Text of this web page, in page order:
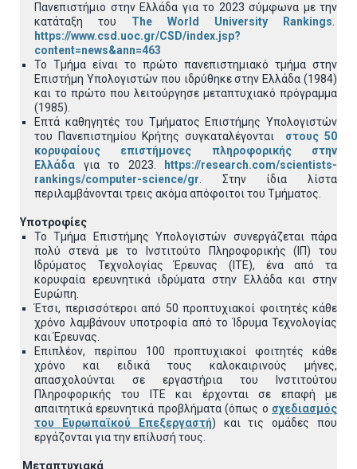
Πανεπιστήμιο στην Ελλάδα για το 2023 σύμφωνα με την
κατάταξη του The World University Rankings
https://www.csd.uoc.gr/CSD/index.jsp?
content=news&ann=463
Το Τμήμα είναι το πρώτο πανεπιστημιακό τμήμα στην
Επιστήμη Υπολογιστών που ιδρύθηκε στην Ελλάδα (1984)
και το πρώτο που λειτούργησε μεταπτυχιακό πρόγραμμα
(1985).
Επτά καθηγητές του Τμήματος Επιστήμης Υπολογιστών
του Πανεπιστημίου Κρήτης συγκαταλέγονται στους 50
κορυφαίους επιστήμονες πληροφορικής στην
Ελλάδα για το 2023.
https://research.com/scientists-
rankings/computer-science/gr . Στην ίδια λίστα
περιλαμβάνονται τρεις ακόμα απόφοιτοι του Τμήματος.
Υποτροφίες
Το Τμήμα Επιστήμης Υπολογιστών συνεργάζεται πάρα
πολύ στενά με το Ινστιτούτο Πληροφορικής (ΙΠ) του
Ιδρύματος Τεχνολογίας Έρευνας (ΙΤΕ), ένα από τα
κορυφαία ερευνητικά ιδρύματα στην Ελλάδα και στην
Ευρώπη.
Έτσι, περισσότεροι από 50 προπτυχιακοί φοιτητές κάθε
χρόνο λαμβάνουν υποτροφία από το Ίδρυμα Τεχνολογίας
και Έρευνας.
Επιπλέον, περίπου 100 προπτυχιακοί φοιτητές κάθε
χρόνο και ειδικά τους καλοκαιρινούς μήνες,
απασχολούνται σε εργαστήρια του Ινστιτούτου
Πληροφορικής του ΙΤΕ και έρχονται σε επαφή με
απαιτητικά ερευνητικά προβλήματα (όπως ο σχεδιασμός
του Ευρωπαϊκού Επεξεργαστή) και τις ομάδες που
εργάζονται για την επίλυσή τους.
Μεταπτυχιακά